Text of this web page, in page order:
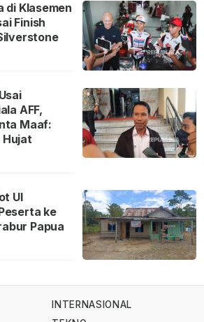
di Klasemen
Finish
AFF,
Maaf:
Hujat
UI
ke
Papua
INTERNASIONAL